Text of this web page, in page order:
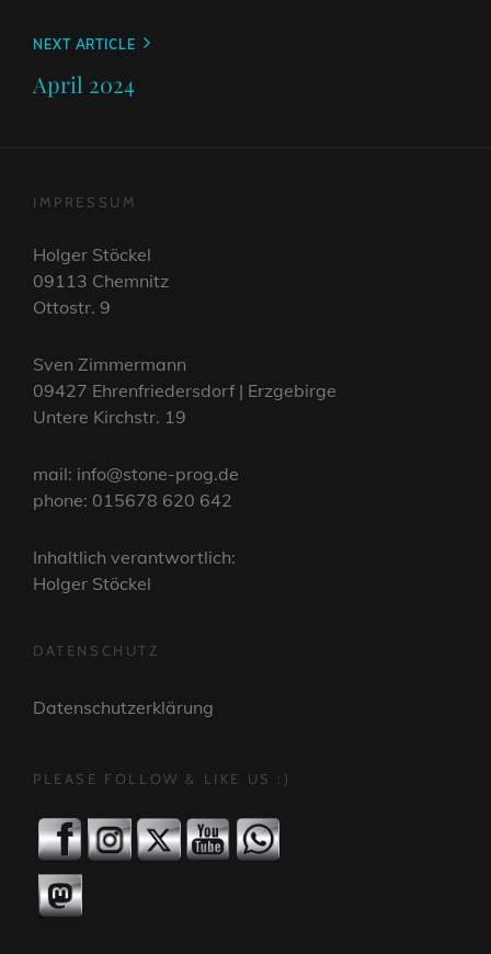
Next
NEXT ARTICLE
April 2024
IMPRESSUM
Holger Stöckel
09113 Chemnitz
Ottostr. 9
Sven Zimmermann
09427 Ehrenfriedersdorf | Erzgebirge
Untere Kirchstr. 19
mail: info@stone-prog.de
phone: 015678 620 642
Inhaltlich verantwortlich:
Holger Stöckel
DATENSCHUTZ
Datenschutzerklärung
PLEASE FOLLOW & LIKE US :)